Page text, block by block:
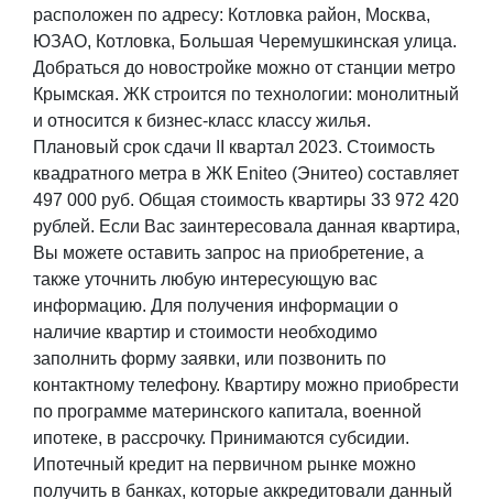
расположен по адресу: Котловка район, Москва,
ЮЗАО, Котловка, Большая Черемушкинская улица.
Добраться до новостройке можно от станции метро
Крымская. ЖК строится по технологии: монолитный
и относится к бизнес-класс классу жилья.
Плановый срок сдачи II квартал 2023. Стоимость
квадратного метра в ЖК Eniteo (Энитео) составляет
497 000 руб. Общая стоимость квартиры 33 972 420
рублей. Если Вас заинтересовала данная квартира,
Вы можете оставить запрос на приобретение, а
также уточнить любую интересующую вас
информацию. Для получения информации о
наличие квартир и стоимости необходимо
заполнить форму заявки, или позвонить по
контактному телефону. Квартиру можно приобрести
по программе материнского капитала, военной
ипотеке, в рассрочку. Принимаются субсидии.
Ипотечный кредит на первичном рынке можно
получить в банках, которые аккредитовали данный